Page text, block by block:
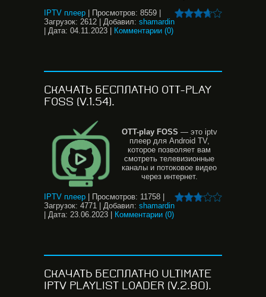
IPTV плеер
Просмотров: 8559
Загрузок: 2612 Добавил: shamardin
Дата: 04.11.2023 Комментарии (0)
СКАЧАТЬ БЕСПЛАТНО OTT-PLAY
FOSS (V.1.54).
OTT-play FOSS — это iptv
плеер для Android TV,
которое позволяет вам
смотреть телевизионные
каналы и потоковое видео
через интернет.
IPTV плеер Просмотров: 11758
Загрузок: 4771 Добавил: shamardin
Дата: 23.06.2023 Комментарии (0)
СКАЧАТЬ БЕСПЛАТНО ULTIMATE
IPTV PLAYLIST LOADER (V.2.80).